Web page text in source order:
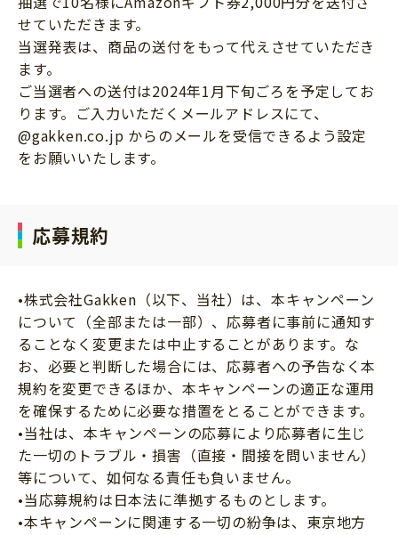
せていただきます。
当選発表は、商品の送付をもって代えさせていただき
ます。
ご当選者への送付は2024年1月下旬ごろを予定してお
ります。ご入力いただくメールアドレスにて、
@gakken.co.jp からのメールを受信できるよう設定
をお願いいたします。
応募規約
•株式会社Gakken（以下、当社）は、本キャンペーン
について（全部または一部）、応募者に事前に通知す
ることなく変更または中止することがあります。な
お、必要と判断した場合には、応募者への予告なく本
規約を変更できるほか、本キャンペーンの適正な運用
を確保するために必要な措置をとることができます。
•当社は、本キャンペーンの応募により応募者に生じ
た一切のトラブル・損害（直接・間接を問いません）
等について、如何なる責任も負いません。
•当応募規約は日本法に準拠するものとします。
•本キャンペーンに関連する一切の紛争は、東京地方